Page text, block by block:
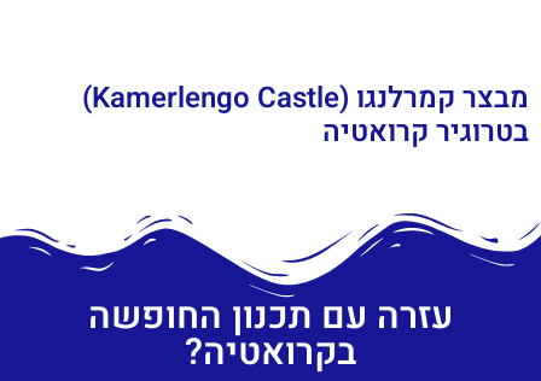
מבצר קמרלנגו (Kamerlengo Castle)
בטרוגיר קרואטיה
עזרה עם תכנון החופשה
בקרואטיה?